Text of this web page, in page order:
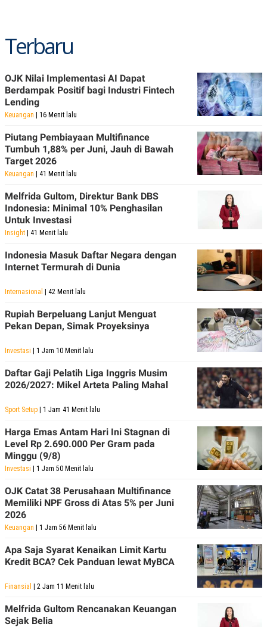
Terbaru
OJK Nilai Implementasi AI Dapat
Berdampak Positif bagi Industri Fintech
Lending
Keuangan | 16 Menit lalu
Piutang Pembiayaan Multifinance
Tumbuh 1,88% per Juni, Jauh di Bawah
Target 2026
Keuangan | 41 Menit lalu
Melfrida Gultom, Direktur Bank DBS
Indonesia: Minimal 10% Penghasilan
Untuk Investasi
Insight | 41 Menit lalu
Indonesia Masuk Daftar Negara dengan
Internet Termurah di Dunia
Internasional | 42 Menit lalu
Rupiah Berpeluang Lanjut Menguat
Pekan Depan, Simak Proyeksinya
Investasi | 1 Jam 10 Menit lalu
Daftar Gaji Pelatih Liga Inggris Musim
2026/2027: Mikel Arteta Paling Mahal
Sport Setup | 1 Jam 41 Menit lalu
Harga Emas Antam Hari Ini Stagnan di
Level Rp 2.690.000 Per Gram pada
Minggu (9/8)
Investasi | 1 Jam 50 Menit lalu
OJK Catat 38 Perusahaan Multifinance
Memiliki NPF Gross di Atas 5% per Juni
2026
Keuangan | 1 Jam 56 Menit lalu
Apa Saja Syarat Kenaikan Limit Kartu
Kredit BCA? Cek Panduan lewat MyBCA
Finansial | 2 Jam 11 Menit lalu
Melfrida Gultom Rencanakan Keuangan
Sejak Belia